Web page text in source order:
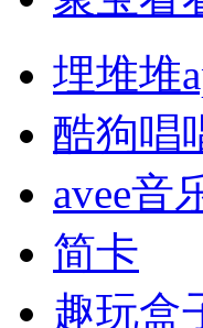
埋堆堆
酷狗唱
avee音
简卡
趣玩盒